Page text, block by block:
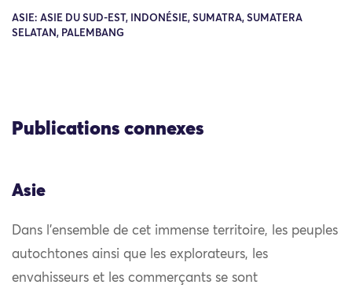
ASIE: ASIE DU SUD-EST, INDONÉSIE, SUMATRA, SUMATERA
SELATAN, PALEMBANG
Publications connexes
Asie
Dans l’ensemble de cet immense territoire, les peuples
autochtones ainsi que les explorateurs, les
envahisseurs et les commerçants se sont